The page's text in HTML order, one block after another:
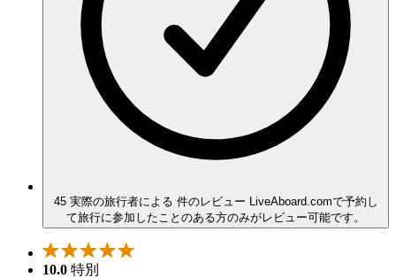
45 実際の旅行者による 件のレビュー LiveAboard.comで予約し
て旅行に参加したことのある方のみがレビュー可能です。
10.0 特別